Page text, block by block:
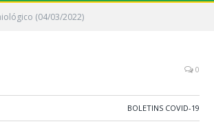
(04/03/2022)
0
BOLETINS COVID-19